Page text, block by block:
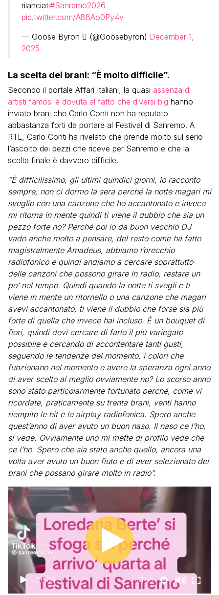
rilanciati#Sanremo2026
pic.twitter.com/A88Ao0Py4v
— Goose Byron  (@Goosebyron) December 1,
2025
La scelta dei brani: “È molto difficile”.
Secondo il portale Affari Italiani, la quasi assenza di
artisti famosi è dovuta al fatto che diversi big hanno
inviato brani che Carlo Conti non ha reputato
abbastanza forti da portare al Festival di Sanremo. A
RTL, Carlo Conti ha rivelato che prende molto sul serio
l’ascolto dei pezzi che riceve per Sanremo e che la
scelta finale è davvero difficile.
“È difficilissimo, gli ultimi quindici giorni, lo racconto
sempre, non ci dormo la sera perché la notte magari mi
sveglio con una canzone che ho accantonato e invece
mi ritorna in mente quindi ti viene il dubbio che sia un
pezzo forte no? Perché poi io da buon vecchio DJ
vado anche molto a pensare, del resto come ha fatto
magistralmente Amadeus, abbiamo l’orecchio
radiofonico e quindi andiamo a cercare soprattutto
delle canzoni che possono girare in radio, restare un
po’ nel tempo. Quindi quando la notte ti svegli e ti
viene in mente un ritornello o una canzone che magari
avevi accantonato, ti viene il dubbio che forse sia più
forte di quella che invece hai incluso. È un bouquet di
fiori, quindi devi cercare di farlo il più variegato
possibile e cercando di accontentare tanti gusti,
seguendo le tendenze del momento, i colori che
funzionano nel momento e avere la speranza ogni anno
di aver scelto al meglio ovviamente no? Lo scorso anno
sono stato particolarmente fortunato perché, come vi
ricordate, praticamente su trenta brani, venti hanno
riempito le hit e le airplay radiofonica. Spero anche
quest’anno di aver avuto un buon naso. Il naso ce l’ho,
si vede. Ovviamente uno mi mette di profilo vede che
ce l’ho. Spero che sia stato anche quello, ancora una
volta aver avuto un buon fiuto e di aver selezionato dei
brani che possano girare molto in radio”.
00:00 01:03